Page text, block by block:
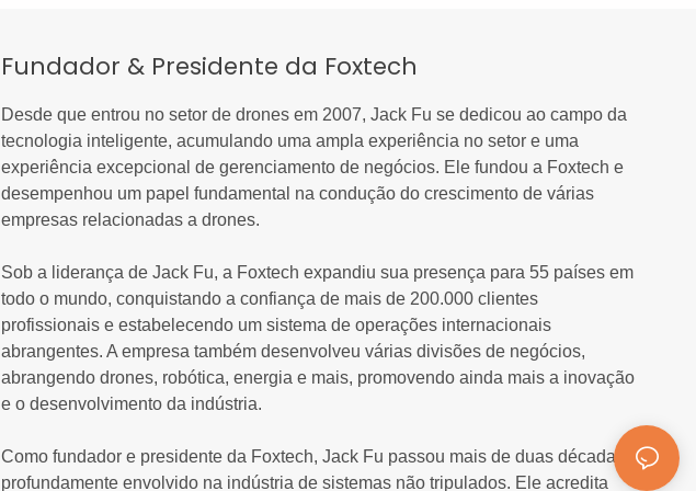
Fundador & Presidente da Foxtech
Desde que entrou no setor de drones em 2007, Jack Fu se dedicou ao campo da
tecnologia inteligente, acumulando uma ampla experiência no setor e uma
experiência excepcional de gerenciamento de negócios. Ele fundou a Foxtech e
desempenhou um papel fundamental na condução do crescimento de várias
empresas relacionadas a drones.
Sob a liderança de Jack Fu, a Foxtech expandiu sua presença para 55 países em
todo o mundo, conquistando a confiança de mais de 200.000 clientes
profissionais e estabelecendo um sistema de operações internacionais
abrangentes. A empresa também desenvolveu várias divisões de negócios,
abrangendo drones, robótica, energia e mais, promovendo ainda mais a inovação
e o desenvolvimento da indústria.
Como fundador e presidente da Foxtech, Jack Fu passou mais de duas décadas
profundamente envolvido na indústria de sistemas não tripulados. Ele acredita